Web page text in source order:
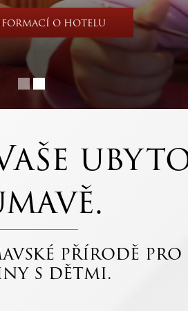
Rodinný pokoj
Více informací
Více informací
O HOTELU
přírodě
s dětmi.